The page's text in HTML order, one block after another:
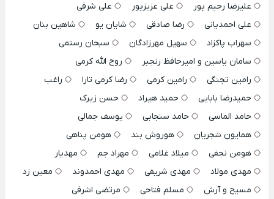
علیرضا رحیم پور
علی عزیزپور
علی شرفی
علی احمدیانی
رضا صادقی شایان یو
شاهین بنان
سهراب پاکزاد
سهیل مهرزادگان
سبحان رستمی
سامان یاسین و امیرحافظ رنجبر
روح الله کرمی
رامین تجنگی
رامین کرمی رضا کرمی تارا
راغب
حمیدرضا بابایی
حمید هیراد
حسن زیرک
حامد الماسی
حامد سنجابی
یوسف جمالی
همایون شجریان
هوروش بند
هومن پناهی
هومن نجفی
میلاد غلامی مهراد جم
مهدیار
مهدی مولاد
مهدی شریفی مهدی احمدوند
معین زد
مسیح و آرش
مسلم فتاحی
مرتضی اشرفی